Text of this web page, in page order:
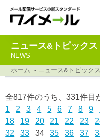
ニュース&トピックス
NEWS
ホーム - ニュース&トピックス
全817件のうち、331件目
1
2 3 4 5 6 7 8 9
18
19 20 21 22 23
32
33 3435 36 37